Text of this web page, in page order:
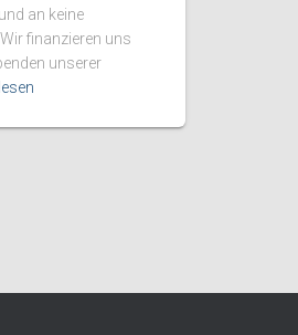
an keine
finanzieren uns
unserer